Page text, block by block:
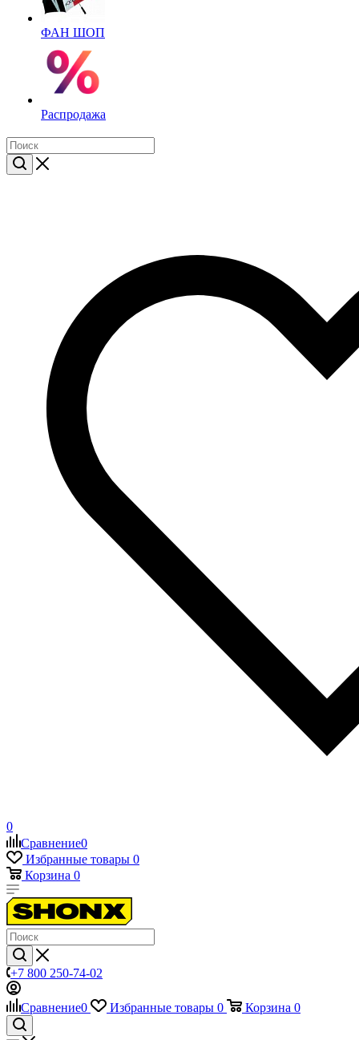
ФАН ШОП
Распродажа
0
Сравнение0
Избранные товары 0
Корзина 0
+7 800 250-74-02
Сравнение0 Избранные товары 0 Корзина 0